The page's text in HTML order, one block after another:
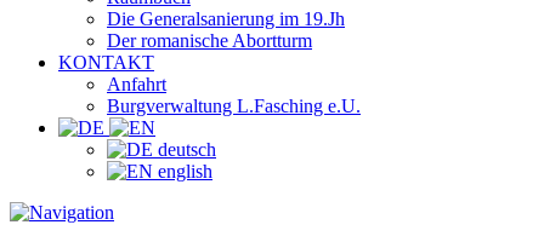
Die Generalsanierung im 19.Jh
Der romanische Abortturm
KONTAKT
Anfahrt
Burgverwaltung L.Fasching e.U.
deutsch
english